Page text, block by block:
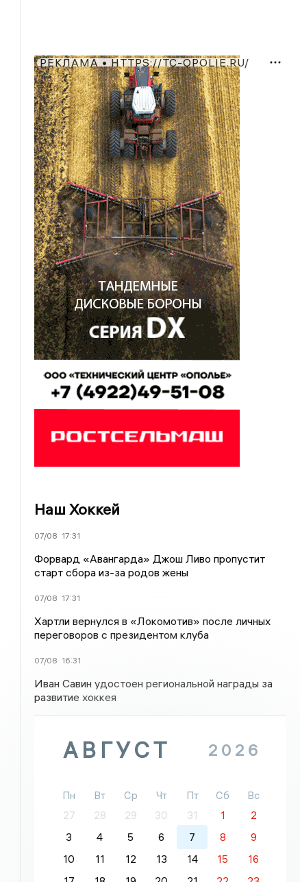
РЕКЛАМА • HTTPS://TC-OPOLIE.RU/
Наш Хоккей
07/08 17:31
Форвард «Авангарда» Джош Ливо пропустит
старт сбора из-за родов жены
07/08 17:31
Хартли вернулся в «Локомотив» после личных
переговоров с президентом клуба
07/08 16:31
Иван Савин удостоен региональной награды за
развитие хоккея
АВГУСТ 2026
Пн Вт Ср Чт Пт Сб
Вс
27
28 29 30 31 1
2
3
4 5 6 7 8
9
10
11 12 13 14 15
16